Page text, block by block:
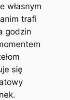
własnym
trafi
godzin
się